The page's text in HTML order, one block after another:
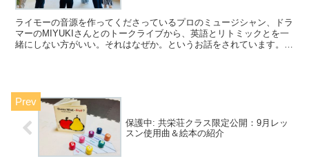
ライモーの音源を作ってくださっているプロのミュージシャン、ドラ
マーのMIYUKIさんとのトークライブから、英語とリトミックとを一
緒にしない方がいい。それはなぜか。というお話をされています。
保護中: 共栄荘クラス限定公開：9月レッ
スン使用曲＆絵本の紹介